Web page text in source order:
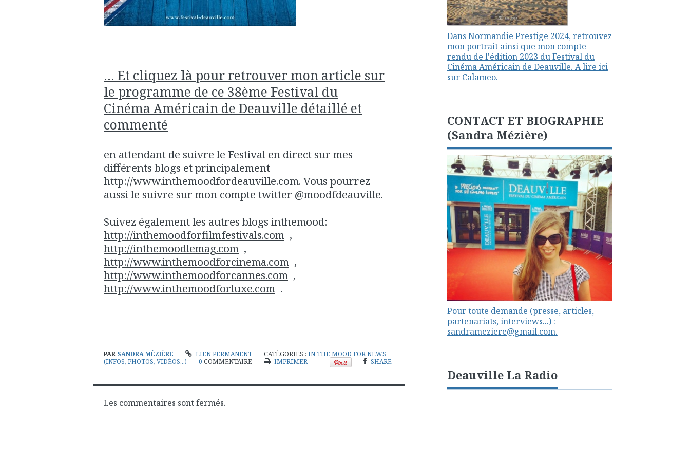
... Et cliquez là pour retrouver mon article sur
le programme de ce 38ème Festival du
Cinéma Américain de Deauville détaillé et
commenté
en attendant de suivre le Festival en direct sur mes
différents blogs et principalement
http://www.inthemoodfordeauville.com. Vous pourrez
aussi le suivre sur mon compte twitter @moodfdeauville.
Suivez également les autres blogs inthemood:
http://inthemoodforfilmfestivals.com ,
http://inthemoodlemag.com ,
http://www.inthemoodforcinema.com ,
http://www.inthemoodforcannes.com ,
http://www.inthemoodforluxe.com .
PAR SANDRA MÉZIÈRE LIEN PERMANENT CATÉGORIES :IN THE MOOD FOR NEWS
(INFOS, PHOTOS, VIDÉOS...)
0 COMMENTAIRE IMPRIMER SHARE
Les commentaires sont fermés.
Dans Normandie Prestige 2024, retrouvez
mon portrait ainsi que mon compte-
rendu de l'édition 2023 du Festival du
Cinéma Américain de Deauville. A lire ici
sur Calameo.
CONTACT ET BIOGRAPHIE
(Sandra Mézière)
Pour toute demande (presse, articles,
partenariats, interviews...) :
sandrameziere@gmail.com.
Deauville La Radio